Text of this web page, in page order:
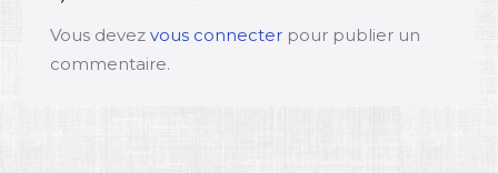
Vous devez vous connecter pour publier un
commentaire.